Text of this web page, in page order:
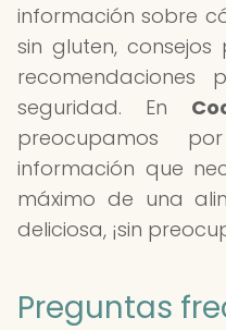
información sobre
sin gluten,
seguridad. En
preocupamos
información que
máximo de una
deliciosa, ¡sin
Preguntas